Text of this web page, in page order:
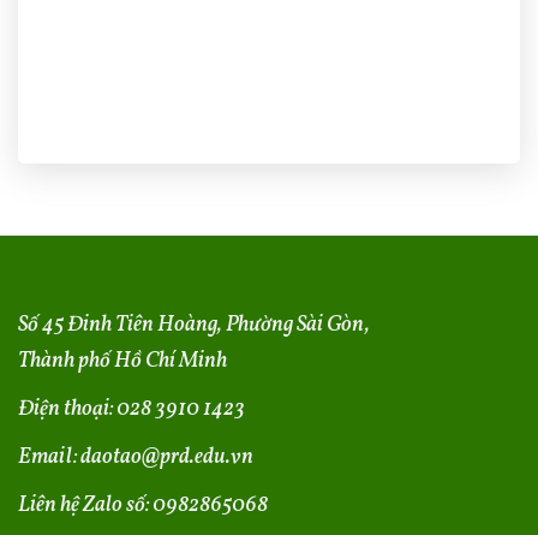
Số 45 Đinh Tiên Hoàng, Phường Sài Gòn,
Thành phố Hồ Chí Minh
Điện thoại:028 3910 1423
Email:daotao@prd.edu.vn
Liên hệ Zalo số:0982865068